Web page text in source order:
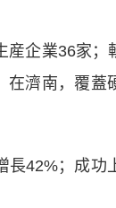
企業36家；
濟南，覆蓋
42%；成功